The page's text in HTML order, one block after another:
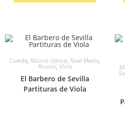
Cuerda, Música clásica, Nivel Medio,
Rossini, Viola
El Barbero de Sevilla
Partituras de Viola